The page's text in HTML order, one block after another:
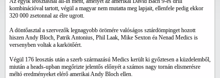
kombinációval tartott, végül a magyar nem mutatta meg lapjait, ellenfele pedig ekkor
320 000 zsetonnal az élre ugrott.
A döntőasztal a szervezők legnagyobb örömére valóságos sztárdömpinget hozott
hiszen Andy Bloch, Patrik Antonius, Phil Laak, Mike Sexton éa Nenad Medics is
versenyben voltak a karkötőért.
Végül 176 leosztás után a szerb származású Medics került ki győztesen a küzdelemből,
miután a heads-upban megőrizte jelentős előnyét a számos nagy tornán elismerésre
méltó eredményeket elérő amerikai Andy Bloch ellen.